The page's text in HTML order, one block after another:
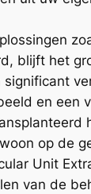
blijft het
significant
en een
op de
Unit
van de